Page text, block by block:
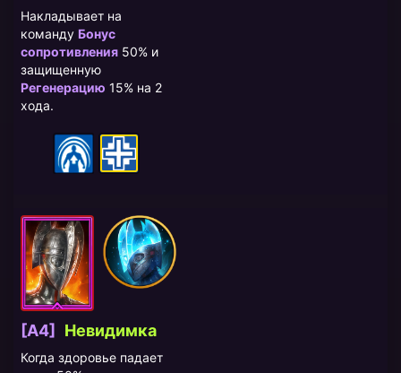
Накладывает на
команду Бонус
сопротивления 50% и
защищенную
Регенерацию 15% на 2
хода.
[A4] Невидимка
Когда здоровье падает